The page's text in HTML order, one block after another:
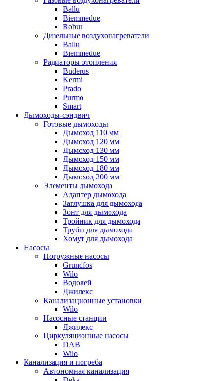
Ballu
Biemmedue
Robur
Дизельные воздухонагреватели
Ballu
Biemmedue
Радиаторы отопления
Buderus
Kermi
Prado
Purmo
Smart
Дымоходы-сэндвич
Готовые дымоходы
Дымоход 110 мм
Дымоход 120 мм
Дымоход 130 мм
Дымоход 150 мм
Дымоход 180 мм
Дымоход 200 мм
Элементы дымохода
Адаптер дымохода
Заглушка для дымохода
Зонт для дымохода
Тройник для дымохода
Трубы для дымохода
Хомут для дымохода
Насосы
Погружные насосы
Grundfos
Wilo
Водолей
Джилекс
Канализационные установки
Wilo
Насосные станции
Джилекс
Циркуляционные насосы
DAB
Wilo
Канализация и погреба
Автономная канализация